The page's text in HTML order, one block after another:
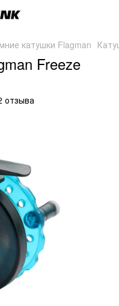
катушки Flagman
Freeze
отзыва